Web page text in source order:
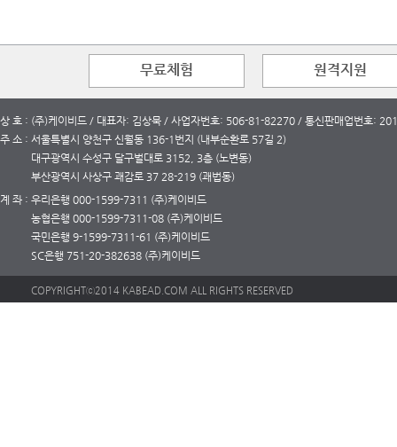
무료체험 원격지원
상 호 : (주)케이비드 / 대표자: 김상묵 / 사업자번호: 506-81-82270 / 통신판매업번호:
주 소 : 서울특별시 양천구 신월동 136-1번지 (내부순환로 57길 2)
대구광역시 수성구 달구벌대로 3152, 3층 (노변동)
부산광역시 사상구 괘감로 37 28-219 (괘법동)
계 좌 : 우리은행 000-1599-7311 (주)케이비드
농협은행 000-1599-7311-08 (주)케이비드
국민은행 9-1599-7311-61 (주)케이비드
SC은행 751-20-382638 (주)케이비드
COPYRIGHTⓒ2014 KABEAD.COM ALL RIGHTS RESERVED